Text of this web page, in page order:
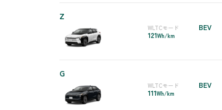
Z
WLTCモード
121Wh/km
BEV
G
WLTCモード
111Wh/km
BEV